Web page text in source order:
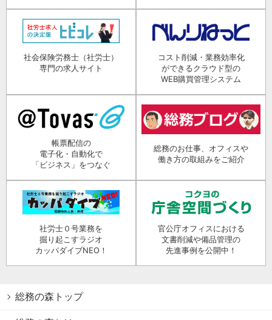
社会保険労務士（社労士）
専門の求人サイト
コスト削減・業務効率化
ができるクラウド型の
WEB購買管理システム
帳票配信の
電子化・自動化で
「ビジネス」をつなぐ
総務のお仕事、オフィスや
働き方の取組みをご紹介
社労士０号業務を
掘り起こすラジオ
カッパダイブNEO！
官公庁オフィスにおける
文書削減や備品管理の
先進事例を公開中！
総務の森トップ